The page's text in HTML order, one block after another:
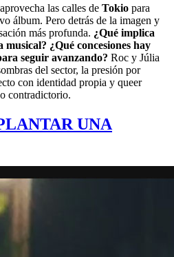
las calles de Tokio para
álbum. Pero detrás de la imagen y
más profunda. ¿Qué implica
¿Qué concesiones hay
seguir avanzando? Roc y Júlia
del sector, la presión por
con identidad propia y queer
contradictorio.
UNA